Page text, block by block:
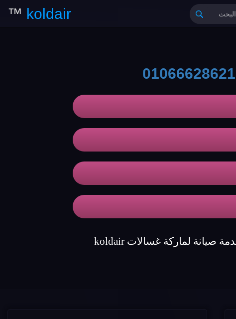
koldair
™
01066628621